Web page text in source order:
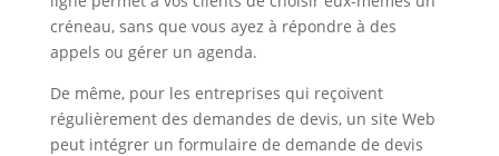
créneau, sans que vous ayez à répondre à des
appels ou gérer un agenda.
De même, pour les entreprises qui reçoivent
régulièrement des demandes de devis, un site Web
peut intégrer un formulaire de demande de devis